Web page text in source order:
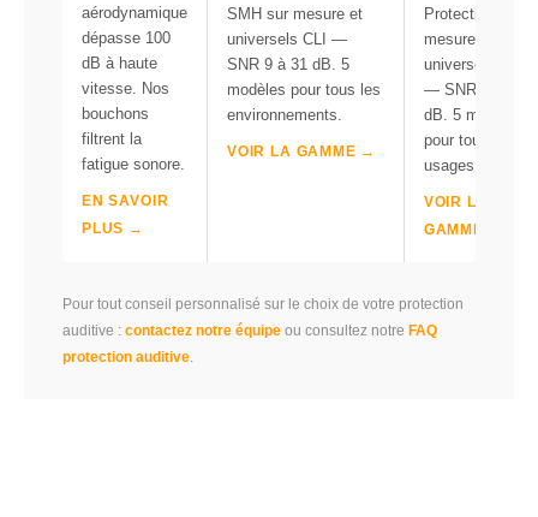
aérodynamique
dépasse 100
dB à haute
vitesse. Nos
bouchons
filtrent la
fatigue sonore.
EN SAVOIR
PLUS →
SMH sur mesure et
universels CLI —
SNR 9 à 31 dB. 5
modèles pour tous les
environnements.
VOIR LA GAMME →
Protection sur
mesure et
universels CLI
— SNR 9 à 31
dB. 5 modèles
pour tous les
usages.
VOIR LA
GAMME →
Pour tout conseil personnalisé sur le choix de votre protection
auditive : contactez notre équipe ou consultez notre FAQ
protection auditive.